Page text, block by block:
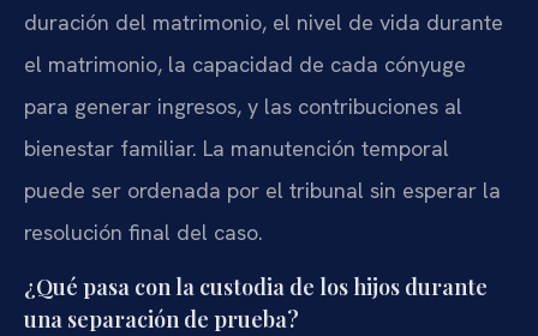
duración del matrimonio, el nivel de vida durante
el matrimonio, la capacidad de cada cónyuge
para generar ingresos, y las contribuciones al
bienestar familiar. La manutención temporal
puede ser ordenada por el tribunal sin esperar la
resolución final del caso.
¿Qué pasa con la custodia de los hijos durante
una separación de prueba?